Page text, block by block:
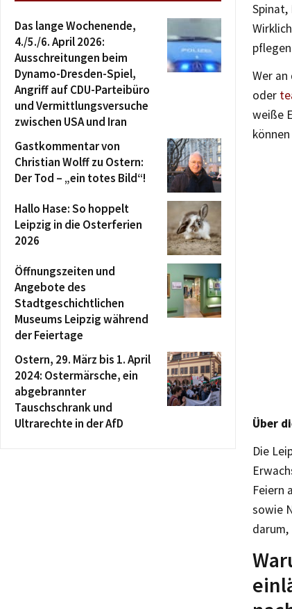
Spinat,
Wer
oder
weiße
Über
Die
Feiern
sowie
Das lange Wochenende,
4./5./6. April 2026:
Ausschreitungen beim
Dynamo-Dresden-Spiel,
Angriff auf CDU-Parteibüro
und Vermittlungsversuche
zwischen USA und Iran
Gastkommentar von
Christian Wolff zu Ostern:
Der Tod – „ein totes Bild“!
Hallo Hase: So hoppelt
Leipzig in die Osterferien
2026
Öffnungszeiten und
Angebote des
Stadtgeschichtlichen
Museums Leipzig während
der Feiertage
Ostern, 29. März bis 1. April
2024: Ostermärsche, ein
abgebrannter
Tauschschrank und
Ultrarechte in der AfD